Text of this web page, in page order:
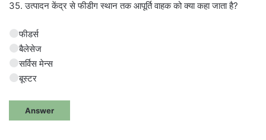
35. उत्पादन केंद्र से फीडीग स्थान तक आपूर्ति वाहक को क्या कहा जाता है?
फीडर्स
बैलेसेज
सर्विस मेन्स
बूस्टर
Answer